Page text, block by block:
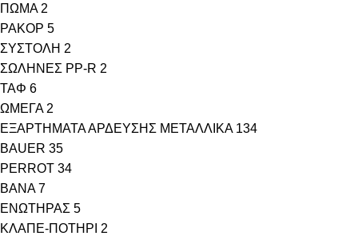
ΠΩΜΑ 2
ΡΑΚΟΡ 5
ΣΥΣΤΟΛΗ 2
ΣΩΛΗΝΕΣ PP-R 2
ΤΑΦ 6
ΩΜΕΓΑ 2
ΕΞΑΡΤΗΜΑΤΑ ΑΡΔΕΥΣΗΣ ΜΕΤΑΛΛΙΚΑ 134
BAUER 35
PERROT 34
ΒΑΝΑ 7
ΕΝΩΤΗΡΑΣ 5
ΚΛΑΠΕ-ΠΟΤΗΡΙ 2